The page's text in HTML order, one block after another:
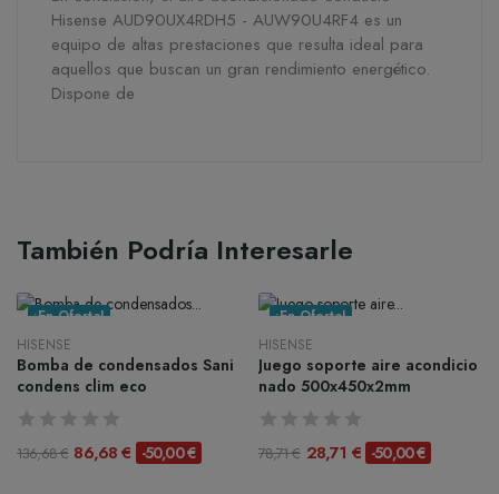
Hisense AUD90UX4RDH5 - AUW90U4RF4 es un
equipo de altas prestaciones que resulta ideal para
aquellos que buscan un gran rendimiento energético.
Dispone de
También Podría Interesarle
¡En Oferta!
HISENSE
Bomba de condensados Sani
condens clim eco
136,68 € 86,68 € -50,00 €
¡En Oferta!
HISENSE
Juego soporte aire acondicio
nado 500x450x2mm
78,71 € 28,71 € -50,00 €